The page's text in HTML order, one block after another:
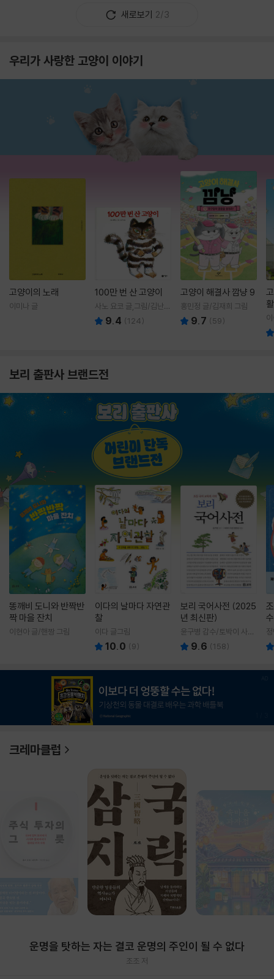
새로보기 2/3
우리가 사랑한 고양이 이야기
고양이의 노래
이미나 글
100만 번 산 고양이
사노 요코 글,그림/김난주
역 9.4 (124)
고양이 해결사 깜냥 9
홍민정 글/김재희 그림
9.7 (59)
보리 출판사 브랜드전
똥깨비 도니와 반짝반
짝 마을 잔치
이현아 글/핸짱 그림
이다의 날마다 자연관
찰
이다 글그림
10.0 (9)
보리 국어사전 (2025
년 최신판)
윤구병 감수/토박이 사전
편찬실 편
9.6 (158)
크레마클럽
운명을 탓하는 자는 결코 운명의 주인이 될 수 없다
조조 저